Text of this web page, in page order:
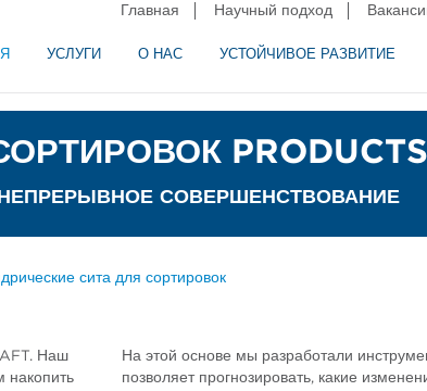
Главная Научный подход
УСЛУГИ О НАС УСТОЙЧИВОЕ РАЗВИТИЕ
PRODUCTS
СОВЕРШЕНСТВОВАНИЕ
сита для сортировок
AFT. Наш
накопить
На этой основе мы разработали
позволяет прогнозировать, какие